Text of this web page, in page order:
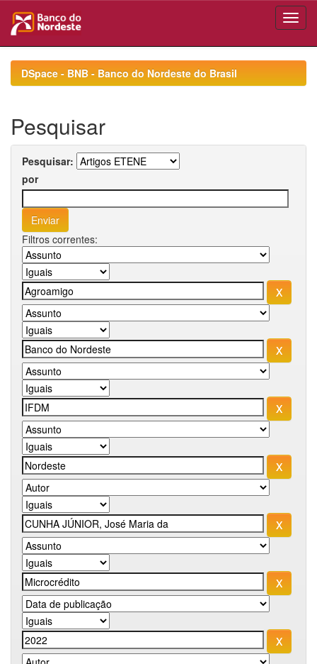
navigationDSpace - BNB - Banco do Nordeste do Brasil
Pesquisar
Pesquisar:
por
Filtros correntes: